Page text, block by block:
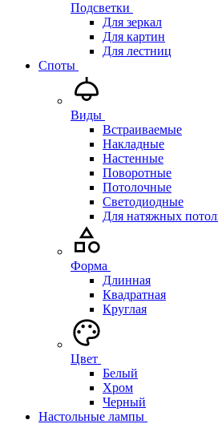
Подсветки
Для зеркал
Для картин
Для лестниц
Споты
Виды
Встраиваемые
Накладные
Настенные
Поворотные
Потолочные
Светодиодные
Для натяжных
Форма
Длинная
Квадратная
Круглая
Цвет
Белый
Хром
Черный
Настольные лампы